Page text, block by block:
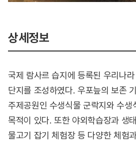
상세정보
국제 람사르 습지에 등록된 우리나
단지를 조성하였다. 우포늪의 보존
주제공원인 수생식물 군락지와 수
목적이 있다. 또한 야외학습장과 생
물고기 잡기 체험장 등 다양한 체험